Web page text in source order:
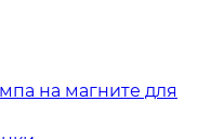
на магните для